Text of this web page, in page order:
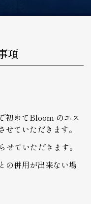
項
初めてBloom のエス
ていただきます。
せていただきます。
の併用が出来ない場